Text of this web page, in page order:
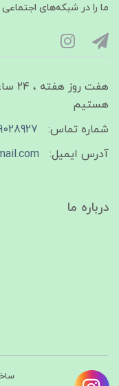
ما را در شبکه‌های اجتماعی
هستیم
شماره تماس:
آدرس ایمیل:
درباره ما